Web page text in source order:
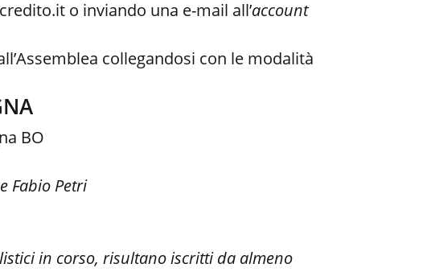
o inviando una e-mail all’account
collegandosi con le modalità
BO
Fabio Petri
in corso, risultano iscritti da almeno